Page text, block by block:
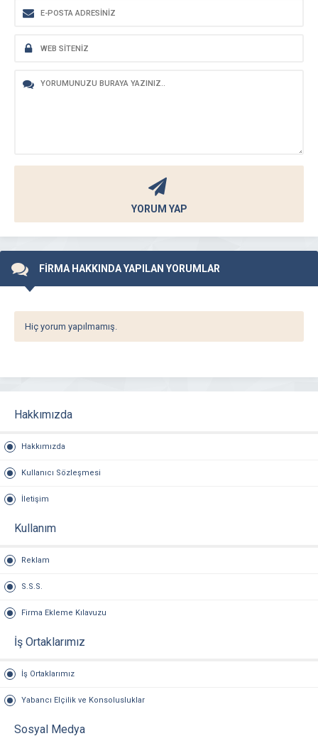
YORUM YAP
FİRMA HAKKINDA YAPILAN YORUMLAR
Hiç yorum yapılmamış.
Hakkımızda
Hakkımızda
Kullanıcı Sözleşmesi
İletişim
Kullanım
Reklam
S.S.S.
Firma Ekleme Kılavuzu
İş Ortaklarımız
İş Ortaklarımız
Yabancı Elçilik ve Konsolusluklar
Sosyal Medya